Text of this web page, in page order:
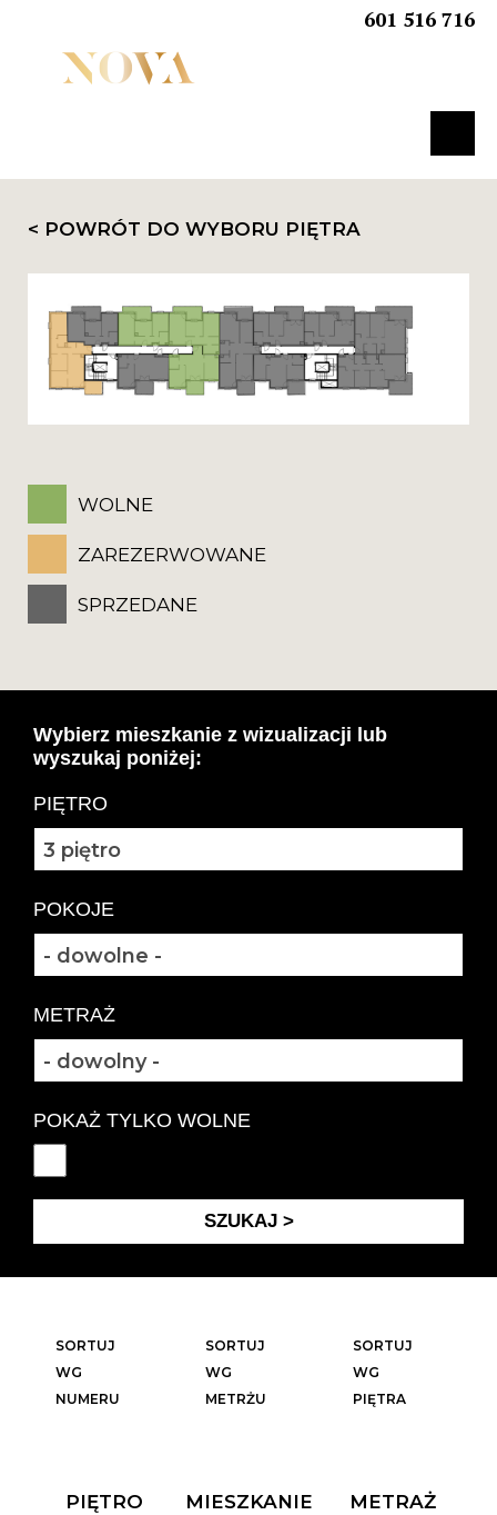
601 516 716
Wybierz mieszkanie z wizualizacji lub
wyszukaj poniżej:
PIĘTRO
POKOJE
METRAŻ
POKAŻ TYLKO WOLNE
< POWRÓT DO WYBORU PIĘTRA
WOLNE
ZAREZERWOWANE
SPRZEDANE
SORTUJ
WG
NUMERU
SORTUJ
WG
METRŻU
SORTUJ
WG
PIĘTRA
PIĘTRO MIESZKANIE METRAŻ